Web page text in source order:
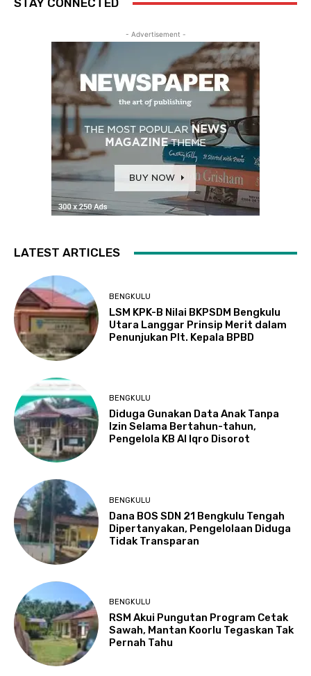
STAY CONNECTED
- Advertisement -
LATEST ARTICLES
BENGKULU
LSM KPK-B Nilai BKPSDM Bengkulu
Utara Langgar Prinsip Merit dalam
Penunjukan Plt. Kepala BPBD
BENGKULU
Diduga Gunakan Data Anak Tanpa
Izin Selama Bertahun-tahun,
Pengelola KB Al Iqro Disorot
BENGKULU
Dana BOS SDN 21 Bengkulu Tengah
Dipertanyakan, Pengelolaan Diduga
Tidak Transparan
BENGKULU
RSM Akui Pungutan Program Cetak
Sawah, Mantan Koorlu Tegaskan Tak
Pernah Tahu